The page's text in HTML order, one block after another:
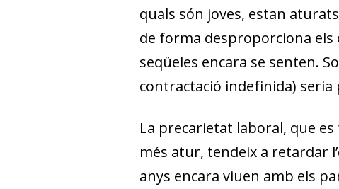
quals són joves, estan
de forma desproporciona els
seqüeles encara se senten.
contractació indefinida) seria
La precarietat laboral, que
més atur, tendeix a retardar
anys encara viuen amb els